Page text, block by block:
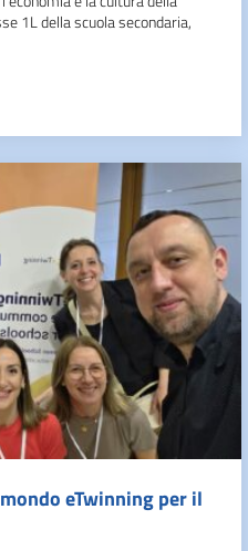
1L della scuola secondaria,
eTwinning per il